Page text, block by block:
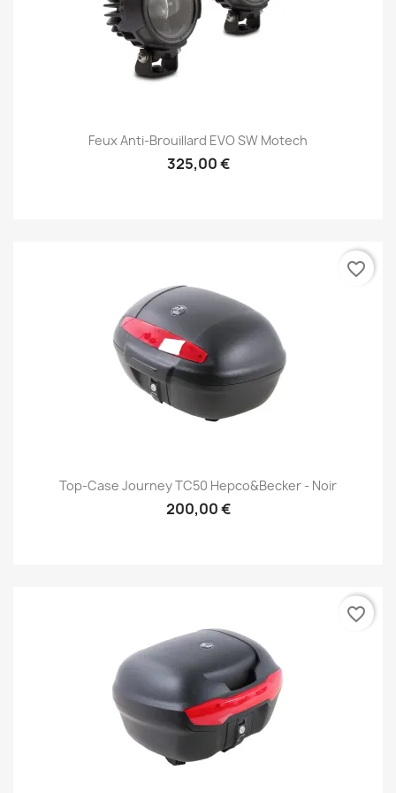
Feux Anti-Brouillard EVO SW Motech
325,00 €
Top-Case Journey TC50 Hepco&Becker - Noir
200,00 €
favorite_border
favorite_border